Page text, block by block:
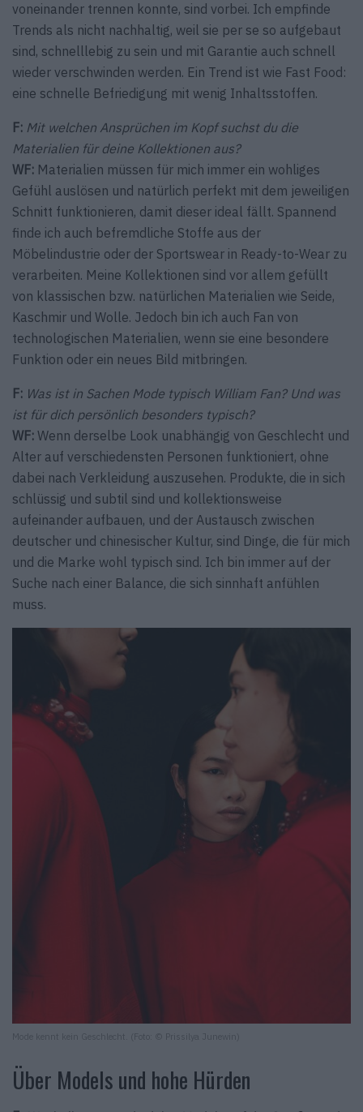
voneinander trennen konnte, sind vorbei. Ich empfinde
Trends als nicht nachhaltig, weil sie per se so aufgebaut
sind, schnelllebig zu sein und mit Garantie auch schnell
wieder verschwinden werden. Ein Trend ist wie Fast Food:
eine schnelle Befriedigung mit wenig Inhaltsstoffen.
F: Mit welchen Ansprüchen im Kopf suchst du die
Materialien für deine Kollektionen aus?
WF: Materialien müssen für mich immer ein wohliges
Gefühl auslösen und natürlich perfekt mit dem jeweiligen
Schnitt funktionieren, damit dieser ideal fällt. Spannend
finde ich auch befremdliche Stoffe aus der
Möbelindustrie oder der Sportswear in Ready-to-Wear zu
verarbeiten. Meine Kollektionen sind vor allem gefüllt
von klassischen bzw. natürlichen Materialien wie Seide,
Kaschmir und Wolle. Jedoch bin ich auch Fan von
technologischen Materialien, wenn sie eine besondere
Funktion oder ein neues Bild mitbringen.
F: Was ist in Sachen Mode typisch William Fan? Und was
ist für dich persönlich besonders typisch?
WF: Wenn derselbe Look unabhängig von Geschlecht und
Alter auf verschiedensten Personen funktioniert, ohne
dabei nach Verkleidung auszusehen. Produkte, die in sich
schlüssig und subtil sind und kollektionsweise
aufeinander aufbauen, und der Austausch zwischen
deutscher und chinesischer Kultur, sind Dinge, die für mich
und die Marke wohl typisch sind. Ich bin immer auf der
Suche nach einer Balance, die sich sinnhaft anfühlen
muss.
Mode kennt kein Geschlecht. (Foto: © Prissilya Junewin)
Über Models und hohe Hürden